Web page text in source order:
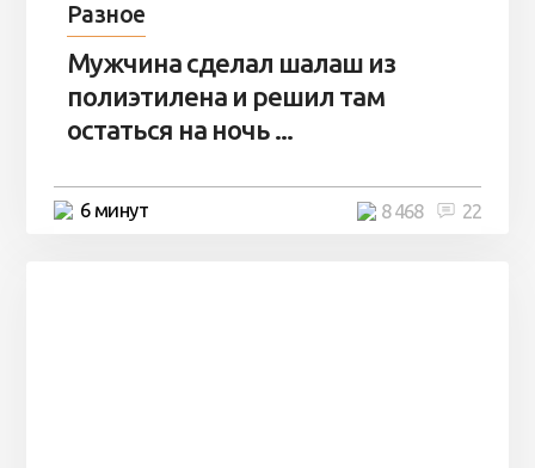
Разное
Мужчина сделал шалаш из
полиэтилена и решил там
остаться на ночь ...
6 минут 22
8 468